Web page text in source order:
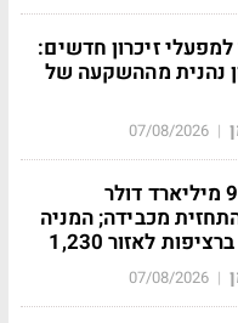
למפעלי זיכרון חדשים:
נהנית מההשקעה של
|
07/08/2026
הכנסות שיא של 9 מיליארד דולר
מכבידה; המניה
לאזור 1,230
|
07/08/2026